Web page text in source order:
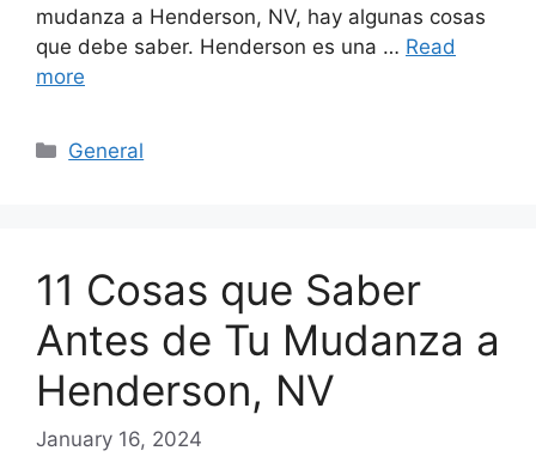
mudanza a Henderson, NV, hay algunas cosas
que debe saber. Henderson es una … Read
more
Categories
General
11 Cosas que Saber
Antes de Tu Mudanza a
Henderson, NV
January 16, 2024